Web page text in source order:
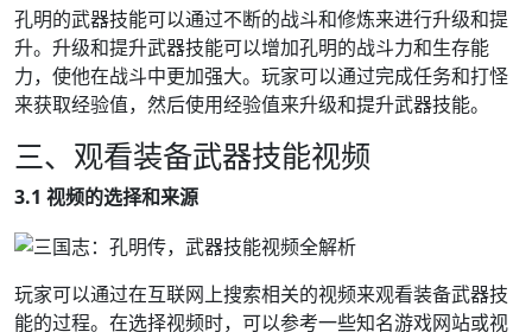
孔明的武器技能可以通过不断的战斗和修炼来进行升级和提
升。升级和提升武器技能可以增加孔明的战斗力和生存能
力，使他在战斗中更加强大。玩家可以通过完成任务和打怪
来获取经验值，然后使用经验值来升级和提升武器技能。
三、观看装备武器技能视频
3.1 视频的选择和来源
玩家可以通过在互联网上搜索相关的视频来观看装备武器技
能的过程。在选择视频时，可以参考一些知名游戏网站或视